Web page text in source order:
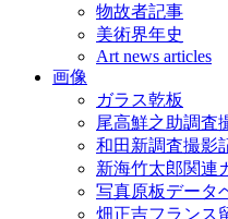
物故者記事
美術界年史
Art news articles
画像
ガラス乾板
尾高鮮之助調査
和田新調査撮影
新海竹太郎関連
写真原板データ
畑正吉フランス